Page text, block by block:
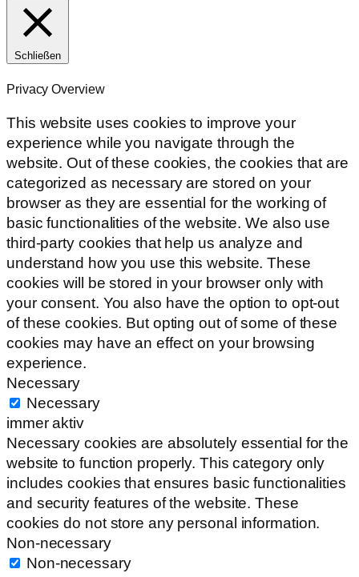
Schließen
Privacy Overview
This website uses cookies to improve your
experience while you navigate through the
website. Out of these cookies, the cookies that are
categorized as necessary are stored on your
browser as they are essential for the working of
basic functionalities of the website. We also use
third-party cookies that help us analyze and
understand how you use this website. These
cookies will be stored in your browser only with
your consent. You also have the option to opt-out
of these cookies. But opting out of some of these
cookies may have an effect on your browsing
experience.
Necessary
Necessary
immer aktiv
Necessary cookies are absolutely essential for the
website to function properly. This category only
includes cookies that ensures basic functionalities
and security features of the website. These
cookies do not store any personal information.
Non-necessary
Non-necessary